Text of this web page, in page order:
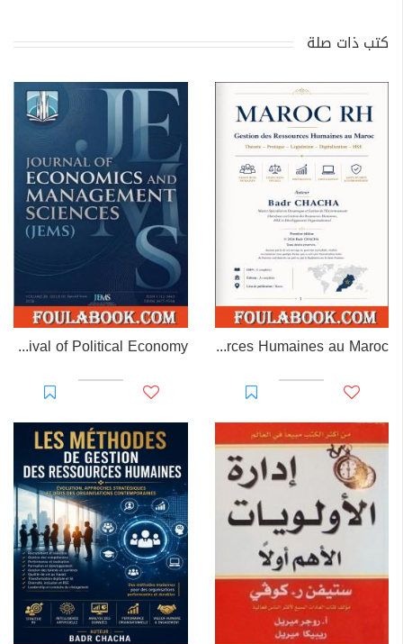
كتب ذات صلة
MAROC RH – Gestion des Ressources Humaines au Maroc
The Missing Measure: A Contribution to the Revival of Political Economy